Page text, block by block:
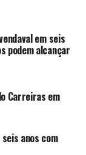
em seis
podem alcançar
Carreiras em
anos com